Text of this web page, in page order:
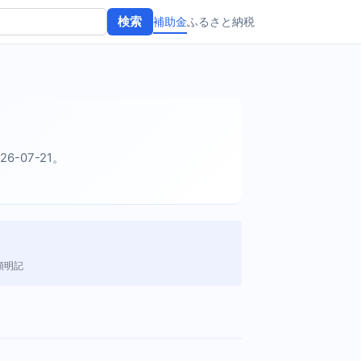
検索 補助金ふるさと納税
07-21。
明記